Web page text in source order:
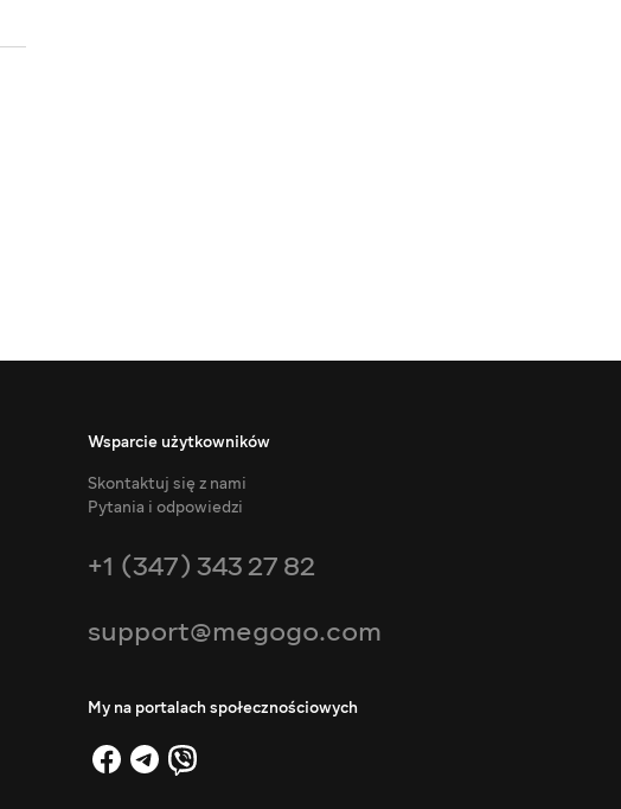
Wsparcie użytkowników
Skontaktuj się z nami
Pytania i odpowiedzi
+1 (347) 343 27 82
support@megogo.com
My na portalach społecznościowych